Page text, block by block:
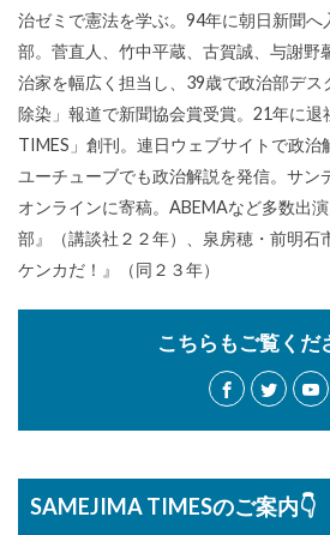
治ゼミで憲法を学ぶ。94年に朝日新聞
部。菅直人、竹中平蔵、古賀誠、与謝野
治家を幅広く担当し、39歳で政治部デス
除染」報道で新聞協会賞受賞。21年に退
TIMES」創刊。連日ウェブサイトで政治
ユーチューブでも政治解説を発信。サン
オンラインに寄稿。ABEMAなど多数出
部』（講談社２２年）、泉房穂・前明石
ケンカだ！』（同２３年）
こちらもご覧くだ
SAMEJIMA TIMESのご案内👇